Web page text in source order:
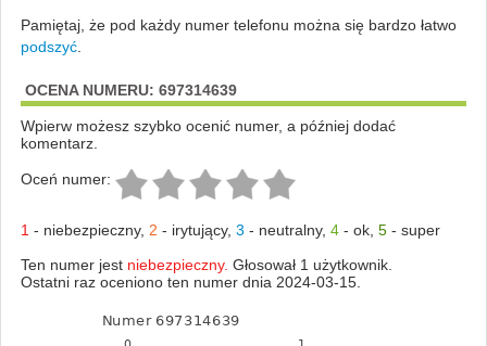
Pamiętaj, że pod każdy numer telefonu można się bardzo łatwo
podszyć.
OCENA NUMERU: 697314639
Wpierw możesz szybko ocenić numer, a później dodać
komentarz.
Oceń numer:
1 - niebezpieczny, 2 - irytujący, 3 - neutralny, 4- ok, 5- super
Ten numer jest niebezpieczny. Głosował 1 użytkownik.
Ostatni raz oceniono ten numer dnia 2024-03-15.